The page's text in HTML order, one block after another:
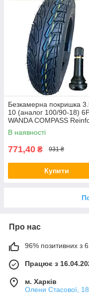
Безкамерна покришка
10 (аналог 100/90-18)
WANDA COMPASS
(посилена) з вентелем
TR414
В наявності
771,40 ₴ 931 ₴
Купити
Про нас
96% позитивних з
Працює з
м. Харків
Олени Стасової,